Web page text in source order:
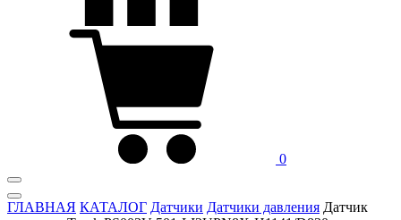
0
ГЛАВНАЯ КАТАЛОГ Датчики Датчики давления Датчик